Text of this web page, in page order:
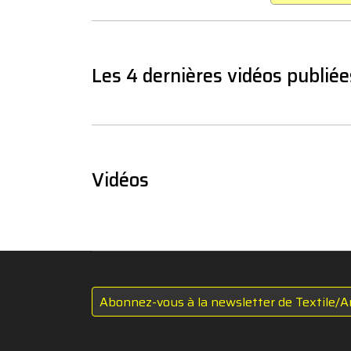
Les 4 dernières vidéos
Vidéos
Abonnez-vous à la newsletter de Textile/